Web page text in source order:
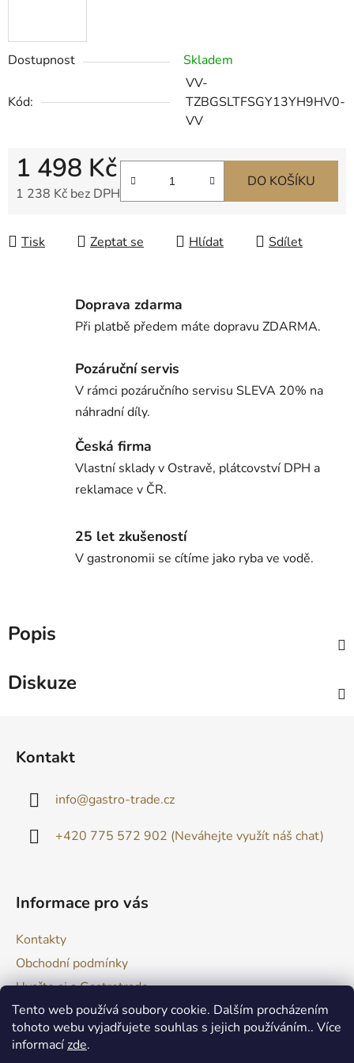
Tento web používá soubory cookie. Dalším procházením
tohoto webu vyjadřujete souhlas s jejich používáním.. Více
informacízde.
Dostupnost Skladem
Kód:
VV-
TZBGSLTFSGY13YH9HV0-
VV
1 498 Kč
1 238 Kč bez DPH
DO KOŠÍKU
Tisk Zeptat se Hlídat Sdílet
Doprava zdarma
Při platbě předem máte dopravu ZDARMA.
Pozáruční servis
V rámci pozáručního servisu SLEVA 20% na
náhradní díly.
Česká firma
Vlastní sklady v Ostravě, plátcovství DPH a
reklamace v ČR.
25 let zkušeností
V gastronomii se cítíme jako ryba ve vodě.
Popis
Diskuze
Kontakt
info@gastro-trade.cz
+420 775 572 902 (Neváhejte využít náš chat)
Informace pro vás
Kontakty
Obchodní podmínky
Uvařte si s Gastrotrade
Naše produkty - Tipy a triky
Reklamace zboží